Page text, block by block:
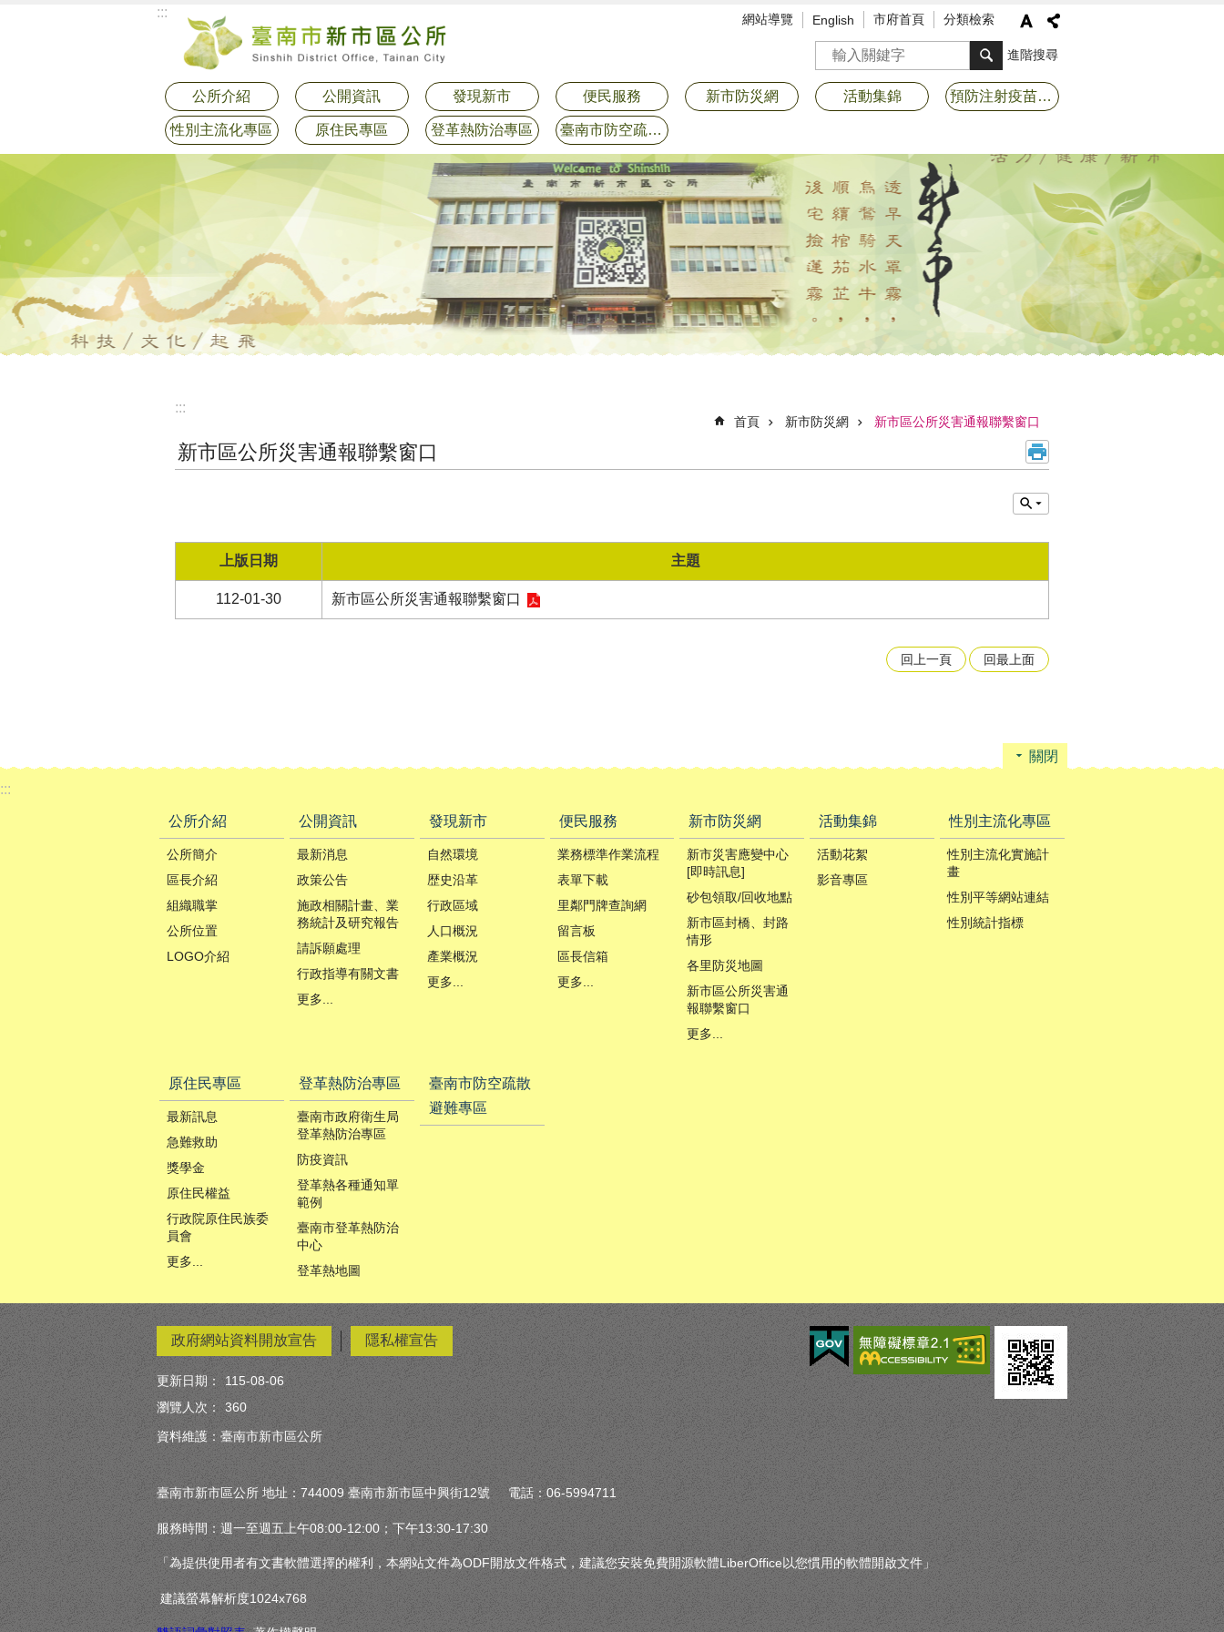
::: 網站導覽 English 市府首頁 分類檢索
搜尋 進階搜尋
公所介紹 公開資訊 發現新市 便民服務 新市防災網 活動集錦 預防注射疫苗接種專區
性別主流化專區 原住民專區 登革熱防治專區 臺南市防空疏散避難專區
:::
首頁 新市防災網 新市區公所災害通報聯繫窗口
新市區公所災害通報聯繫窗口
上版日期 主題
112-01-30 新市區公所災害通報聯繫窗口
回上一頁 回最上面
關閉
:::
公所介紹
公所簡介
區長介紹
組織職掌
公所位置
LOGO介紹
公開資訊
最新消息
政策公告
施政相關計畫、業
務統計及研究報告
請訴願處理
行政指導有關文書
更多...
發現新市
自然環境
歴史沿革
行政區域
人口概況
產業概況
更多...
便民服務
業務標準作業流程
表單下載
里鄰門牌查詢網
留言板
區長信箱
更多...
新市防災網
新市災害應變中心
[即時訊息]
砂包領取/回收地點
新市區封橋、封路
情形
各里防災地圖
新市區公所災害通
報聯繫窗口
更多...
活動集錦
活動花絮
影音專區
性別主流化專區
性別主流化實施計
畫
性別平等網站連結
性別統計指標
原住民專區
最新訊息
急難救助
獎學金
原住民權益
行政院原住民族委
員會
更多...
登革熱防治專區
臺南市政府衛生局
登革熱防治專區
防疫資訊
登革熱各種通知單
範例
臺南市登革熱防治
中心
登革熱地圖
臺南市防空疏散
避難專區
政府網站資料開放宣告 隱私權宣告
更新日期：
115-08-06
瀏覽人次：
360
資料維護：臺南市新市區公所
臺南市新市區公所 地址：744009 臺南市新市區中興街12號 電話：06-5994711
服務時間：週一至週五上午08:00-12:00；下午13:30-17:30
「為提供使用者有文書軟體選擇的權利，本網站文件為ODF開放文件格式，建議您安裝免費開源軟體LiberOffice以您慣用的軟體開啟文件」
建議螢幕解析度1024x768